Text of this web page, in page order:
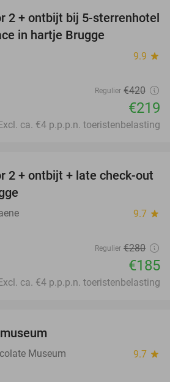
48%
2 + ontbijt bij 5-sterrenhotel
in hartje Brugge
9.9 star
Regulier €420
€219
Excl. ca. €4 p.p.p.n. toeristenbelasting
34%
2 + ontbijt + late check-out
9.7 star
Regulier €280
€185
Excl. ca. €4 p.p.p.n. toeristenbelasting
Museum 9.7 star